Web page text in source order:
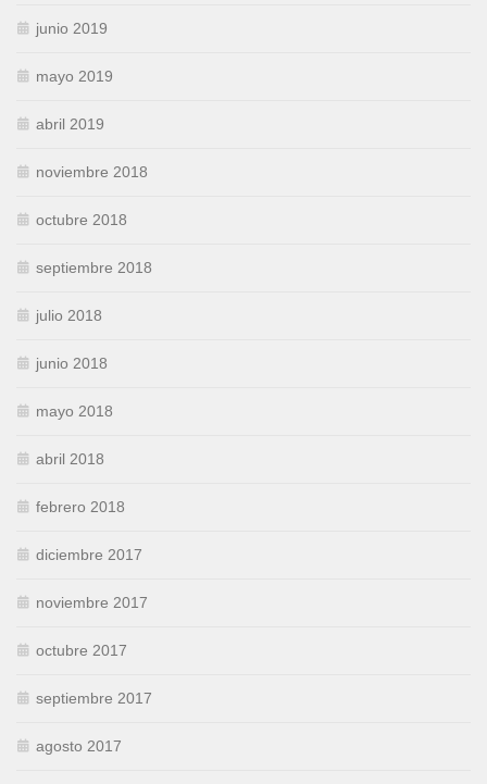
junio 2019
mayo 2019
abril 2019
noviembre 2018
octubre 2018
septiembre 2018
julio 2018
junio 2018
mayo 2018
abril 2018
febrero 2018
diciembre 2017
noviembre 2017
octubre 2017
septiembre 2017
agosto 2017